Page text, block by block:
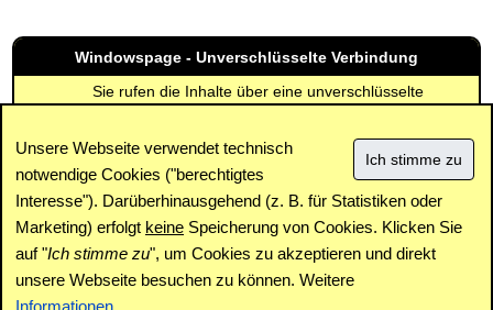
Unsere Webseite verwendet technisch
notwendige Cookies ("berechtigtes
Interesse"). Darüberhinausgehend (z. B. für Statistiken oder
Marketing) erfolgt keine Speicherung von Cookies. Klicken Sie
auf "Ich stimme zu", um Cookies zu akzeptieren und direkt
unsere Webseite besuchen zu können. Weitere
Informationen
Windowspage - Unverschlüsselte Verbindung
Sie rufen die Inhalte über eine unverschlüsselte
verschlüsselte Verbindung (SSL) abgerufen werden:
https://www.windowspage.de/updates/015309.html
Impressum | Kontakt | Datenschutz / Cookies |
SPAM /
Abuse
| Newsletter | Forum